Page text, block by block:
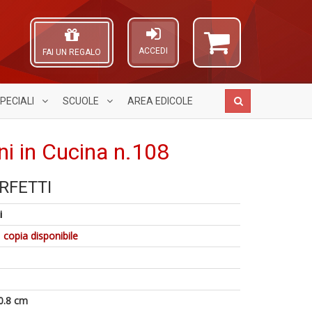
ACCEDI
FAI UN REGALO
SCUOLE AREA EDICOLE
in Cucina n.108
copia disponibile
cm